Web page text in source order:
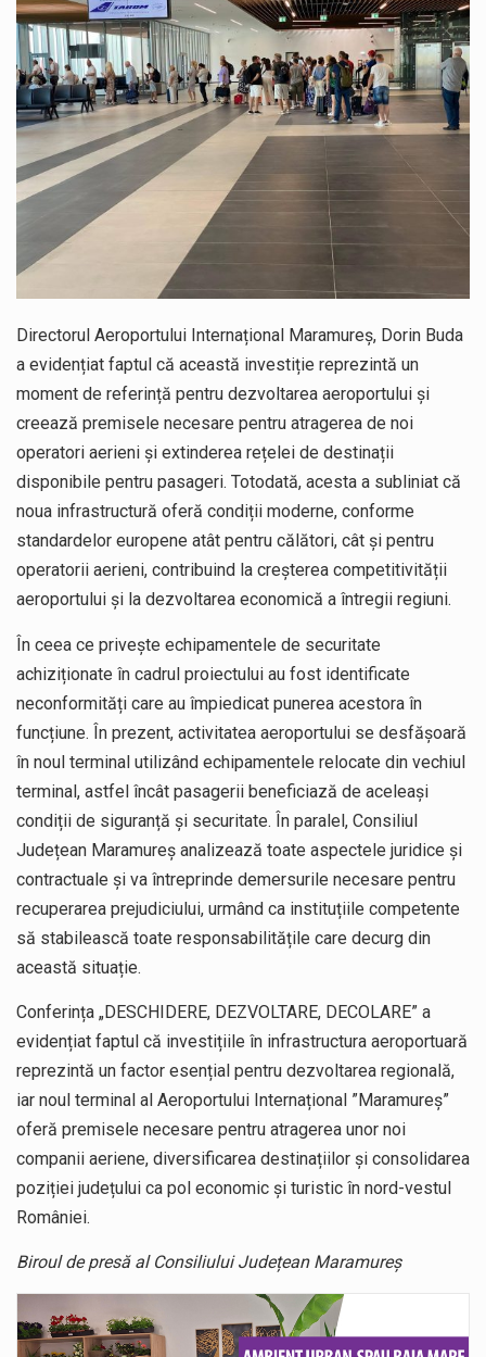
Directorul Aeroportului Internațional Maramureș, Dorin Buda
a evidențiat faptul că această investiție reprezintă un
moment de referință pentru dezvoltarea aeroportului și
creează premisele necesare pentru atragerea de noi
operatori aerieni și extinderea rețelei de destinații
disponibile pentru pasageri. Totodată, acesta a subliniat că
noua infrastructură oferă condiții moderne, conforme
standardelor europene atât pentru călători, cât și pentru
operatorii aerieni, contribuind la creșterea competitivității
aeroportului și la dezvoltarea economică a întregii regiuni.
În ceea ce privește echipamentele de securitate
achiziționate în cadrul proiectului au fost identificate
neconformități care au împiedicat punerea acestora în
funcțiune. În prezent, activitatea aeroportului se desfășoară
în noul terminal utilizând echipamentele relocate din vechiul
terminal, astfel încât pasagerii beneficiază de aceleași
condiții de siguranță și securitate. În paralel, Consiliul
Județean Maramureș analizează toate aspectele juridice și
contractuale și va întreprinde demersurile necesare pentru
recuperarea prejudiciului, urmând ca instituțiile competente
să stabilească toate responsabilitățile care decurg din
această situație.
Conferința „DESCHIDERE, DEZVOLTARE, DECOLARE” a
evidențiat faptul că investițiile în infrastructura aeroportuară
reprezintă un factor esențial pentru dezvoltarea regională,
iar noul terminal al Aeroportului Internațional ”Maramureș”
oferă premisele necesare pentru atragerea unor noi
companii aeriene, diversificarea destinațiilor și consolidarea
poziției județului ca pol economic și turistic în nord-vestul
României.
Biroul de presă al Consiliului Județean Maramureș